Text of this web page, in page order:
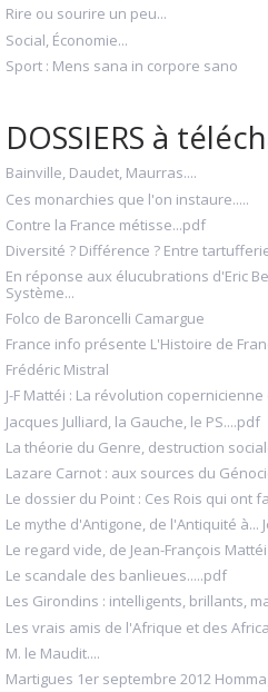
Rire ou sourire un peu...
Social, Économie...
Sport : Mens sana in corpore sano
DOSSIERS à
Bainville, Daudet, Maurras....
Ces monarchies que l'on instaure.....
Contre la France métisse...pdf
Diversité ? Différence ? Entre
En réponse aux élucubrations d'Eric
Système...
Folco de Baroncelli Camargue
France info présente L'Histoire de
Frédéric Mistral
J-F Mattéi : La révolution
Jacques Julliard, la Gauche, le PS....pdf
La théorie du Genre, destruction
Lazare Carnot : aux sources du
Le dossier du Point : Ces Rois qui ont
Le mythe d'Antigone, de l'Antiquité à...
Le regard vide, de Jean-François Mattéi
Le scandale des banlieues.....pdf
Les Girondins : intelligents, brillants,
Les vrais amis de l'Afrique et des
M. le Maudit....
Martigues 1er septembre 2012